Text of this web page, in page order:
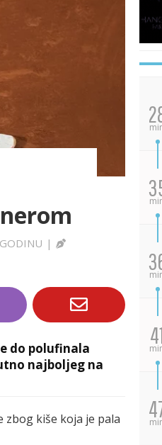
|
do polufinala
najboljeg na
kiše koja je pala